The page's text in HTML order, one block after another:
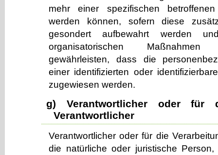
mehr einer spezifischen
werden können, sofern diese
gesondert aufbewahrt werden
organisatorischen
gewährleisten, dass die
einer identifizierten oder
zugewiesen werden.
g) Verantwortlicher oder für
Verantwortlicher
Verantwortlicher oder für die
die natürliche oder juristische Person,